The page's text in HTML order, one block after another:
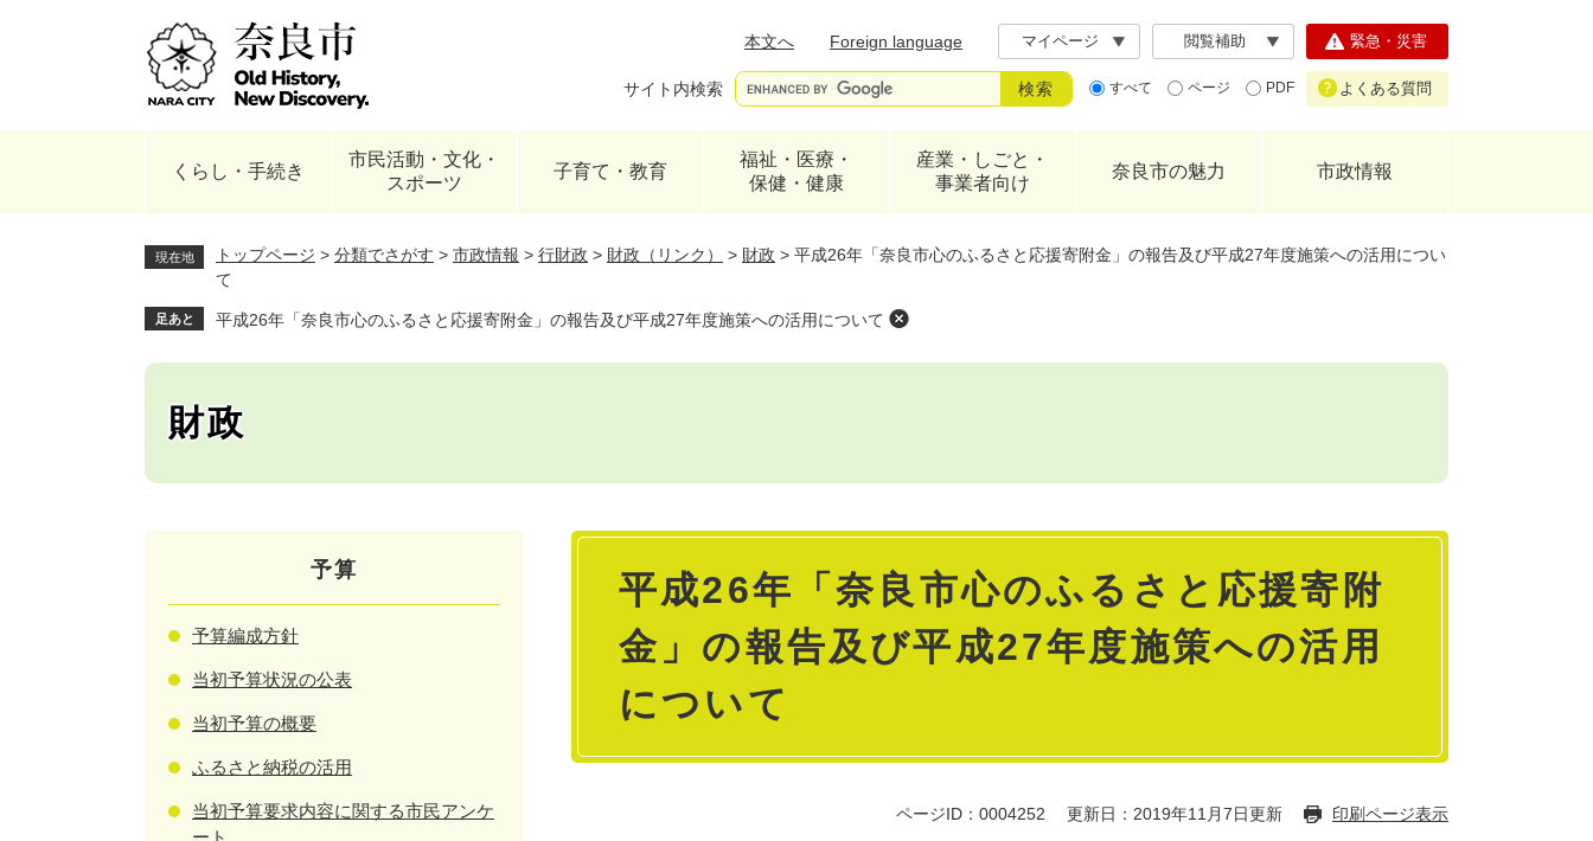
本文へ
Foreign language マイページ 閲覧補助
サイト内検索 すべて ページ PDF
緊急・災害
よくある質問
くらし・手続き
市民活動・文化・
スポーツ
子育て・教育
福祉・医療・
保健・健康
産業・しごと・
事業者向け
奈良市の魅力 市政情報
現在地 トップページ > 分類でさがす > 市政情報 > 行財政 > 財政（リンク） > 財政 > 平成26年「奈良市心のふるさと応援寄附金」の報告及び平成27年度施策への活用につい
て
足あと 平成26年「奈良市心のふるさと応援寄附金」の報告及び平成27年度施策への活用について
財政
本
平成26年「奈良市心のふるさと応援寄附
金」の報告及び平成27年度施策への活用
について
ページID：0004252 更新日：2019年11月7日更新 印刷ページ表示
予算
予算編成方針
当初予算状況の公表
当初予算の概要
ふるさと納税の活用
当初予算要求内容に関する市民アンケ
ート